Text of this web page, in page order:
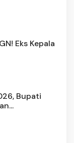
Eks Kepala
Bupati